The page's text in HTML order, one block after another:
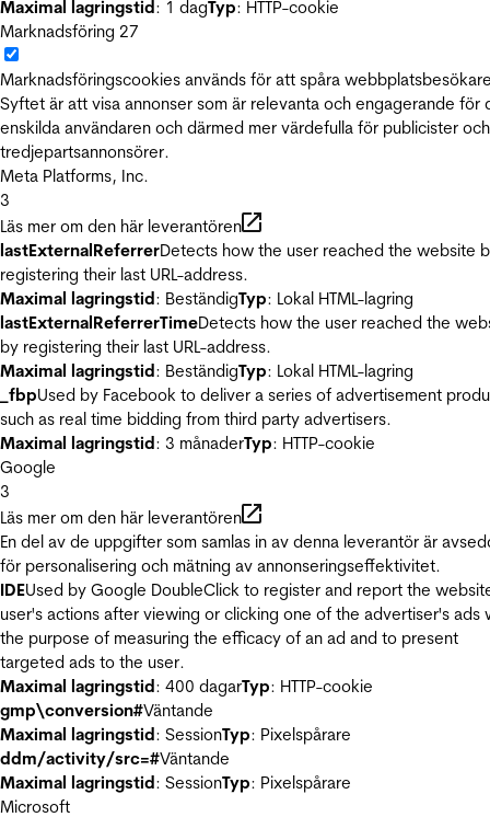
Maximal lagringstid: 1 dagTyp: HTTP-cookie
Marknadsföring 27
Marknadsföringscookies används för att spåra
Syftet är att visa annonser som är relevanta och engagerande för
enskilda användaren och därmed mer värdefulla för publicister och
tredjepartsannonsörer.
Meta Platforms, Inc.
3
Läs mer om den här leverantören
lastExternalReferrerDetects how the user reached the website
registering their last URL-address.
Maximal lagringstid: BeständigTyp: Lokal HTML-lagring
lastExternalReferrerTimeDetects how the user reached the
by registering their last URL-address.
Maximal lagringstid: BeständigTyp: Lokal HTML-lagring
_fbpUsed by Facebook to deliver a series of advertisement
such as real time bidding from third party advertisers.
Maximal lagringstid: 3 månaderTyp: HTTP-cookie
Google
3
Läs mer om den här leverantören
En del av de uppgifter som samlas in av denna leverantör är
för personalisering och mätning av annonseringseffektivitet.
IDEUsed by Google DoubleClick to register and report the
user's actions after viewing or clicking one of the advertiser's ads
the purpose of measuring the efficacy of an ad and to present
targeted ads to the user.
Maximal lagringstid: 400 dagarTyp: HTTP-cookie
gmp\conversion#Väntande
Maximal lagringstid: SessionTyp: Pixelspårare
ddm/activity/src=#Väntande
Maximal lagringstid: SessionTyp: Pixelspårare
Microsoft